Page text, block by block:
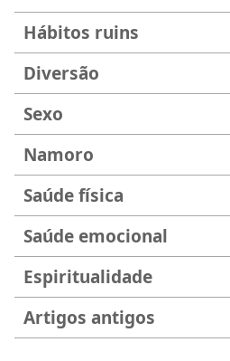
Hábitos ruins
Diversão
Sexo
Namoro
Saúde física
Saúde emocional
Espiritualidade
Artigos antigos